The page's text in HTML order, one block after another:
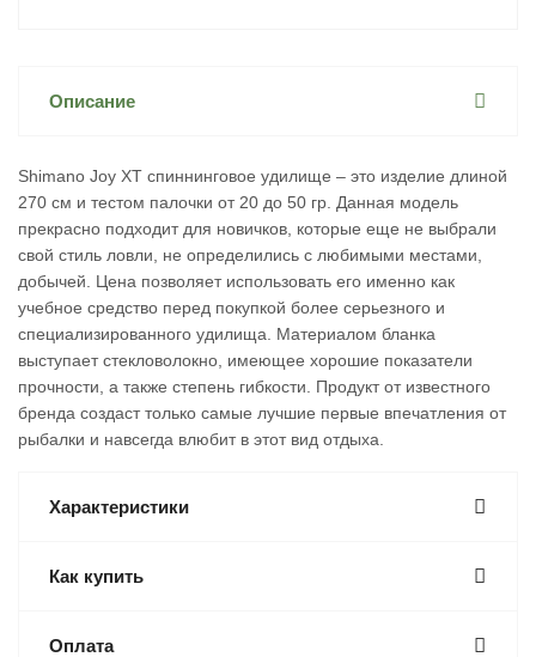
Описание
Shimano Joy XT спиннинговое удилище – это изделие длиной
270 см и тестом палочки от 20 до 50 гр. Данная модель
прекрасно подходит для новичков, которые еще не выбрали
свой стиль ловли, не определились с любимыми местами,
добычей. Цена позволяет использовать его именно как
учебное средство перед покупкой более серьезного и
специализированного удилища. Материалом бланка
выступает стекловолокно, имеющее хорошие показатели
прочности, а также степень гибкости. Продукт от известного
бренда создаст только самые лучшие первые впечатления от
рыбалки и навсегда влюбит в этот вид отдыха.
Характеристики
Как купить
Оплата